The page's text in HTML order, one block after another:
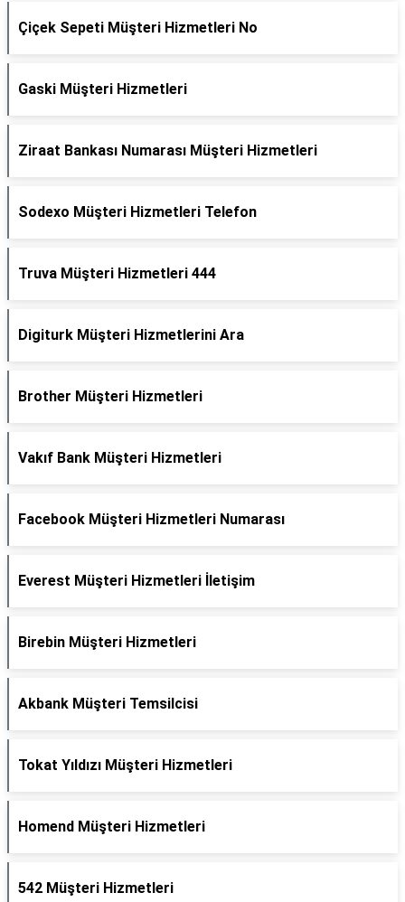
Çiçek Sepeti Müşteri Hizmetleri No
Gaski Müşteri Hizmetleri
Ziraat Bankası Numarası Müşteri Hizmetleri
Sodexo Müşteri Hizmetleri Telefon
Truva Müşteri Hizmetleri 444
Digiturk Müşteri Hizmetlerini Ara
Brother Müşteri Hizmetleri
Vakıf Bank Müşteri Hizmetleri
Facebook Müşteri Hizmetleri Numarası
Everest Müşteri Hizmetleri İletişim
Birebin Müşteri Hizmetleri
Akbank Müşteri Temsilcisi
Tokat Yıldızı Müşteri Hizmetleri
Homend Müşteri Hizmetleri
542 Müşteri Hizmetleri